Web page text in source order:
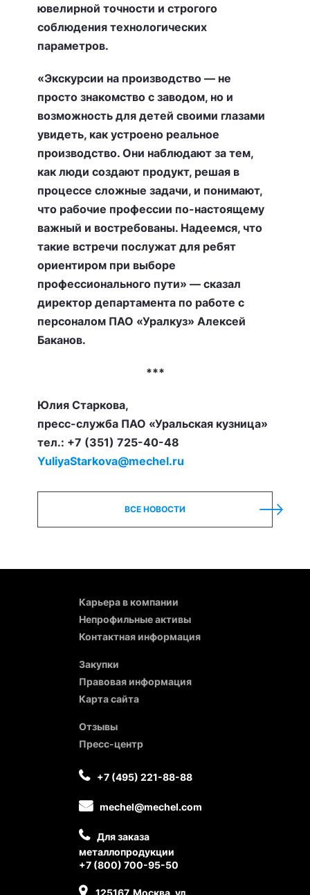
ювелирной точности и строгого
соблюдения технологических
параметров.
«Экскурсии на производство — не
просто знакомство с заводом, но и
возможность для детей своими глазами
увидеть, как устроено реальное
производство. Они наблюдают за тем,
как люди создают продукт, решая в
процессе сложные задачи, и понимают,
что рабочие профессии по-настоящему
важный и востребованы. Надеемся, что
такие встречи послужат для ребят
ориентиром при выборе
профессионального пути» — сказал
директор департамента по работе с
персоналом ПАО «Уралкуз» Алексей
Баканов.
***
Юлия Старкова,
пресс-служба ПАО «Уральская кузница»
тел.: +7 (351) 725-40-48
YuliyaStarkova@mechel.ru
ВСЕ НОВОСТИ
Карьера в компании
Непрофильные активы
Контактная информация
Закупки
Правовая информация
Карта сайта
Отзывы
Пресс-центр
+7 (495) 221-88-88
mechel@mechel.com
Для заказа
металлопродукции
+7 (800) 700-95-50
125167, Москва, ул.